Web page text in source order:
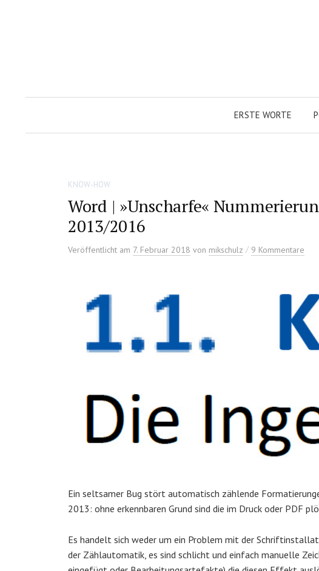
ERSTE WORTE
KNOW-HOW
Word | »Unscharfe«
2013/2016
Veröffentlicht am 7. Februar 2018 von mikschulz / 9 Kommentare
Ein seltsamer Bug stört automatisch zählende
2013: ohne erkennbaren Grund sind die im Druck oder PDF
Es handelt sich weder um ein Problem mit der
der Zählautomatik, es sind schlicht und einfach manuelle